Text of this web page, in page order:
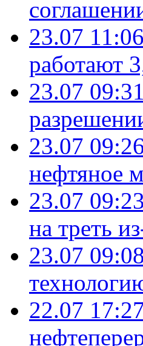
23.07 11:06
работают
23.07 09:31
23.07
нефтяное
23.07 09:23
на треть
23.07 09:08
22.07